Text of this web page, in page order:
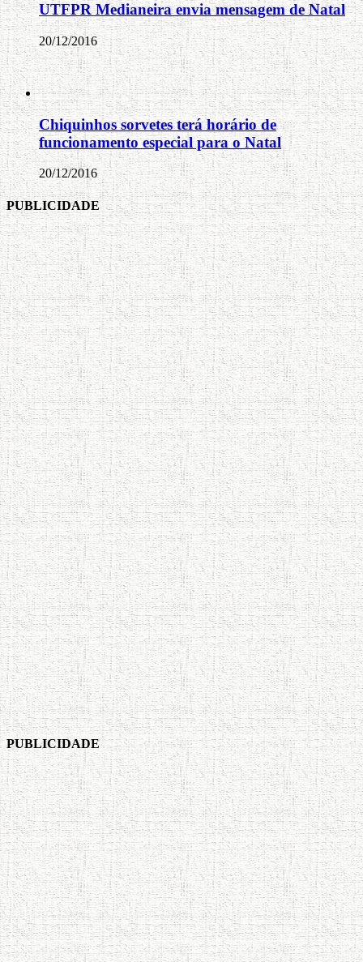
UTFPR Medianeira envia mensagem de Natal
20/12/2016
Chiquinhos sorvetes terá horário de
funcionamento especial para o Natal
20/12/2016
PUBLICIDADE
PUBLICIDADE